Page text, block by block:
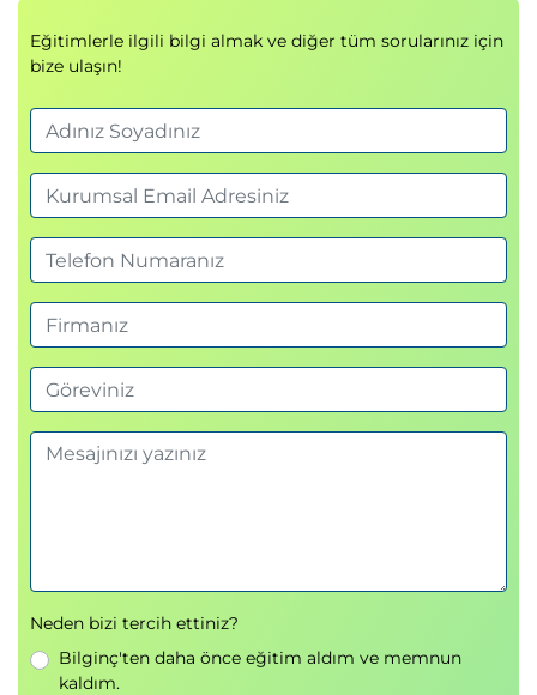
Eğitimlerle ilgili bilgi almak ve diğer tüm sorularınız için
bize ulaşın!
Neden bizi tercih ettiniz?
Bilginç'ten daha önce eğitim aldım ve memnun
kaldım.